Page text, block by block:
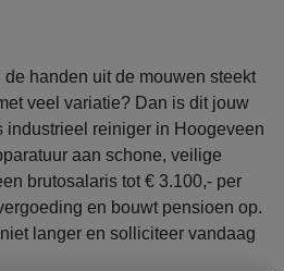
handen uit de mouwen steekt
veel variatie? Dan is dit jouw
industrieel reiniger in Hoogeveen
aan schone, veilige
brutosalaris tot € 3.100,- per
en bouwt pensioen op.
langer en solliciteer vandaag